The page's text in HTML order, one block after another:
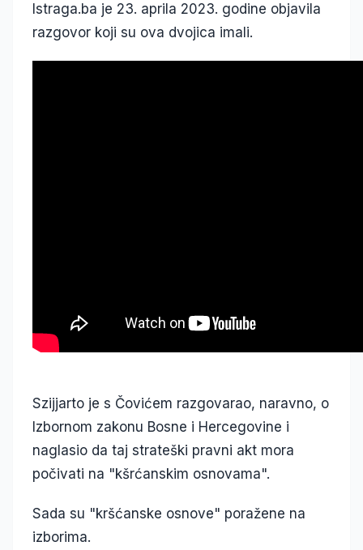
Istraga.ba je 23. aprila 2023. godine objavila
razgovor koji su ova dvojica imali.
Szijjarto je s Čovićem razgovarao, naravno, o
Izbornom zakonu Bosne i Hercegovine i
naglasio da taj strateški pravni akt mora
počivati na "kšrćanskim osnovama".
Sada su "kršćanske osnove" poražene na
izborima.